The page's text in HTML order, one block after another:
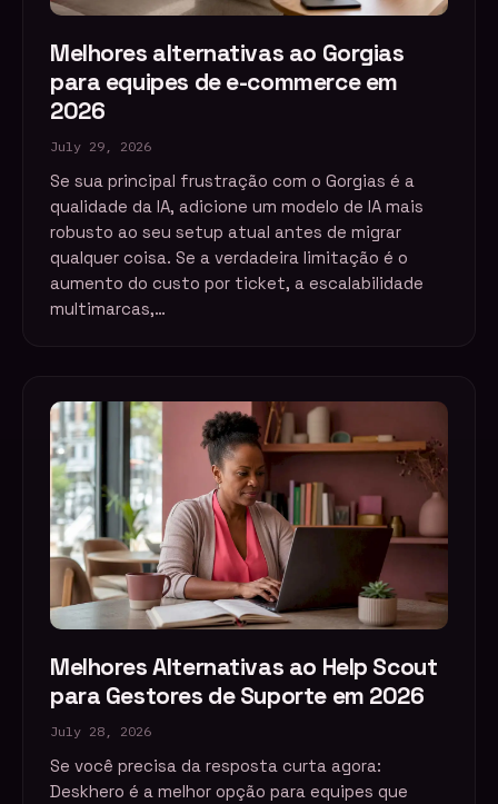
Melhores alternativas ao Gorgias
para equipes de e-commerce em
2026
July 29, 2026
Se sua principal frustração com o Gorgias é a
qualidade da IA, adicione um modelo de IA mais
robusto ao seu setup atual antes de migrar
qualquer coisa. Se a verdadeira limitação é o
aumento do custo por ticket, a escalabilidade
multimarcas,…
Melhores Alternativas ao Help Scout
para Gestores de Suporte em 2026
July 28, 2026
Se você precisa da resposta curta agora:
Deskhero é a melhor opção para equipes que